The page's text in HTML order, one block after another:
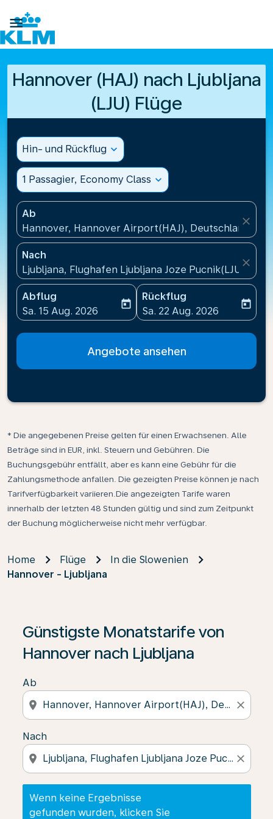

Hannover (HAJ) nach Ljubljana
(LJU) Flüge
Hin- und Rückflug expand_more
1 Passagier, Economy Class expand_more
Ab
Hannover, Hannover Airport(HAJ), Deutschland
close
Nach
Ljubljana, Flughafen Ljubljana Joze Pucnik(LJU),
close
Abflug
fc-booking-departure-date-aria-label
Sa. 15 Aug. 2026
today
Rückflug
fc-booking-return-date-
Sa. 22 Aug. 2026
today
Angebote ansehen
* Die angegebenen Preise gelten für einen Erwachsenen. Alle
Beträge sind in EUR, inkl. Steuern und Gebühren. Die
Buchungsgebühr entfällt, aber es kann eine Gebühr für die
Zahlungsmethode anfallen. Die gezeigten Preise können je nach
Tarifverfügbarkeit variieren.Die angezeigten Tarife waren
innerhalb der letzten 48 Stunden gültig und sind zum Zeitpunkt
der Buchung möglicherweise nicht mehr verfügbar.
Home Flüge
In die Slowenien
Hannover - Ljubljana
Günstigste Monatstarife von
Hannover nach Ljubljana
Ab
location_on close
Nach
location_on close
Wenn keine Ergebnisse
gefunden wurden, klicken Sie
Wenn keine Ergebnisse gefunden wurden, klicken